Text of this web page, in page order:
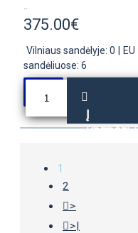
..
375.00€
Vilniaus sandėlyje: 0
EU
sandėliuose: 6
Į
KREPŠELĮ
1
2
>
>|